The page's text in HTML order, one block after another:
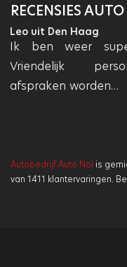
RECENSIES
.
Autobedrijf Auto Nol is
van 1411 klantervaringen.